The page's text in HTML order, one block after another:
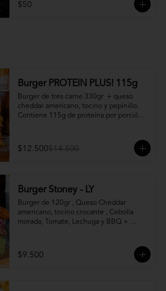
$50
Burger PROTEIN PLUS! 115g
Burger de tres carne 330gr  + queso
cheddar americano, tocino y pepinillo.
Contiene 115g de proteína por porción.
$12.500$14.500
Burger Stoney - LY
Burger de 120gr , Queso Cheddar
americano, tocino crocante , Cebolla
morada, Tomate, Lechuga y BBQ +
$9.500